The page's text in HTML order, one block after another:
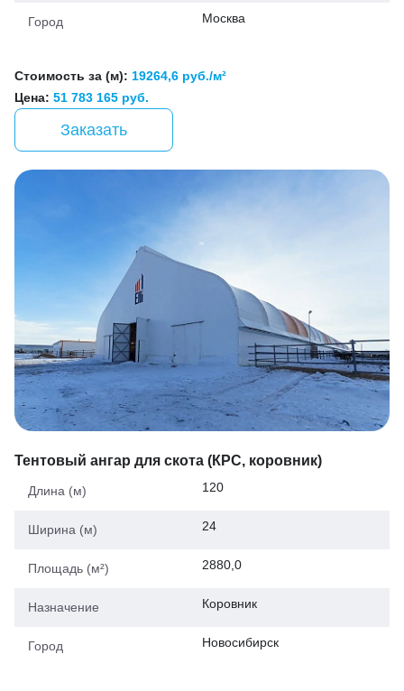
Город Москва
Стоимость за (м): 19264,6 руб./м²
Цена: 51 783 165 руб.
Заказать
Тентовый ангар для скота (КРС, коровник)
Длина (м) 120
Ширина (м) 24
Площадь (м²) 2880,0
Назначение Коровник
Город Новосибирск